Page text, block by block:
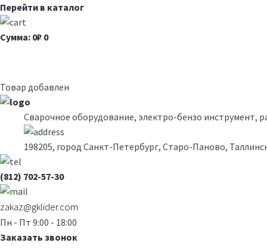
Перейти в каталог
Сумма: 0₽ 0
Товар добавлен
Сварочное оборудование, электро-бензо инструмент,
198205, город Санкт-Петербург, Старо-Паново,
(812) 702-57-30
zakaz@gklider.com
Пн - Пт 9:00 - 18:00
Заказать звонок